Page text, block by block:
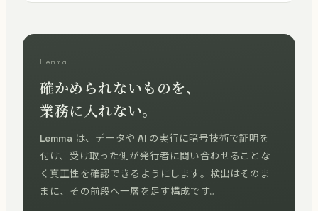
Lemma
確かめられないものを、
業務に入れない。
Lemma は、データや AI の実行に暗号技術で証明を
付け、受け取った側が発行者に問い合わせることな
く真正性を確認できるようにします。検出はそのま
まに、その前段へ一層を足す構成です。